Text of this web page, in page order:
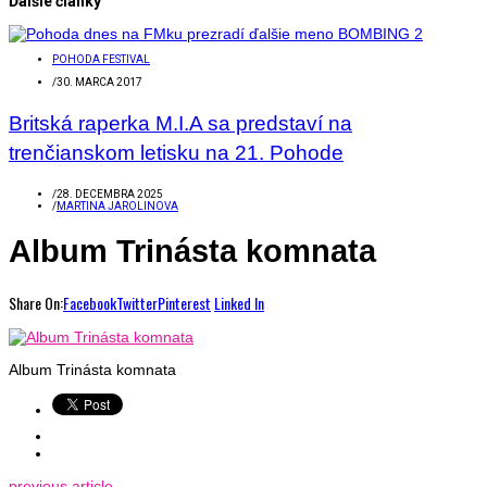
POHODA FESTIVAL
/30. MARCA 2017
Britská raperka M.I.A sa predstaví na
trenčianskom letisku na 21. Pohode
/28. DECEMBRA 2025
/MARTINA JAROLINOVA
Album Trinásta komnata
Share On:FacebookTwitterPinterest Linked In
Album Trinásta komnata